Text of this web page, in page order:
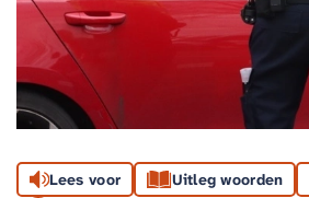
Lees voor Uitleg woorden